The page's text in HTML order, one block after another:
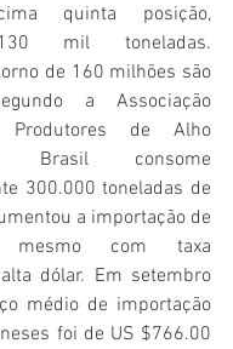
quinta posição,
mil toneladas.
de 160 milhões são
a Associação
Produtores de Alho
Brasil consome
300.000 toneladas de
mesmo com taxa
dólar. Em setembro
médio de importação
foi de US $766.00